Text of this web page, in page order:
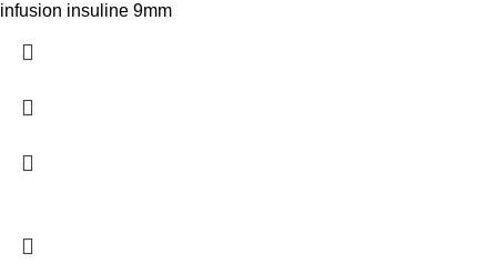
infusion insuline 9mm